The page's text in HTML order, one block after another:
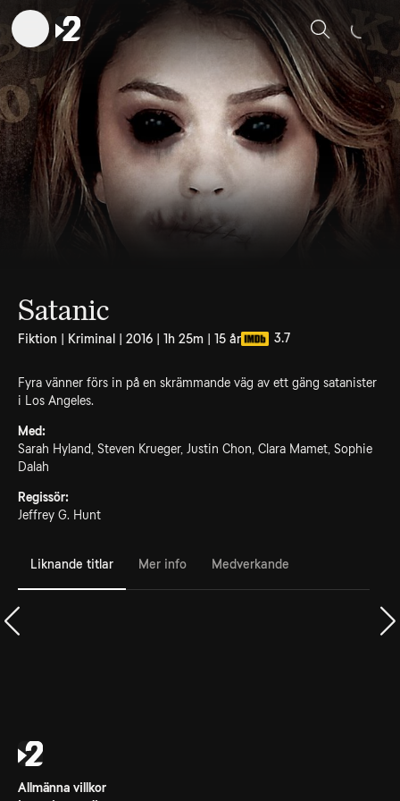
Sök
Satanic
Fiktion | Kriminal | 2016 | 1h 25m | 15 år 3.7
Fyra vänner förs in på en skrämmande väg av ett gäng satanister
i Los Angeles.
Med:
Sarah Hyland, Steven Krueger, Justin Chon, Clara Mamet, Sophie
Dalah
Regissör:
Jeffrey G. Hunt
Liknande titlar Mer info Medverkande
Allmänna villkor